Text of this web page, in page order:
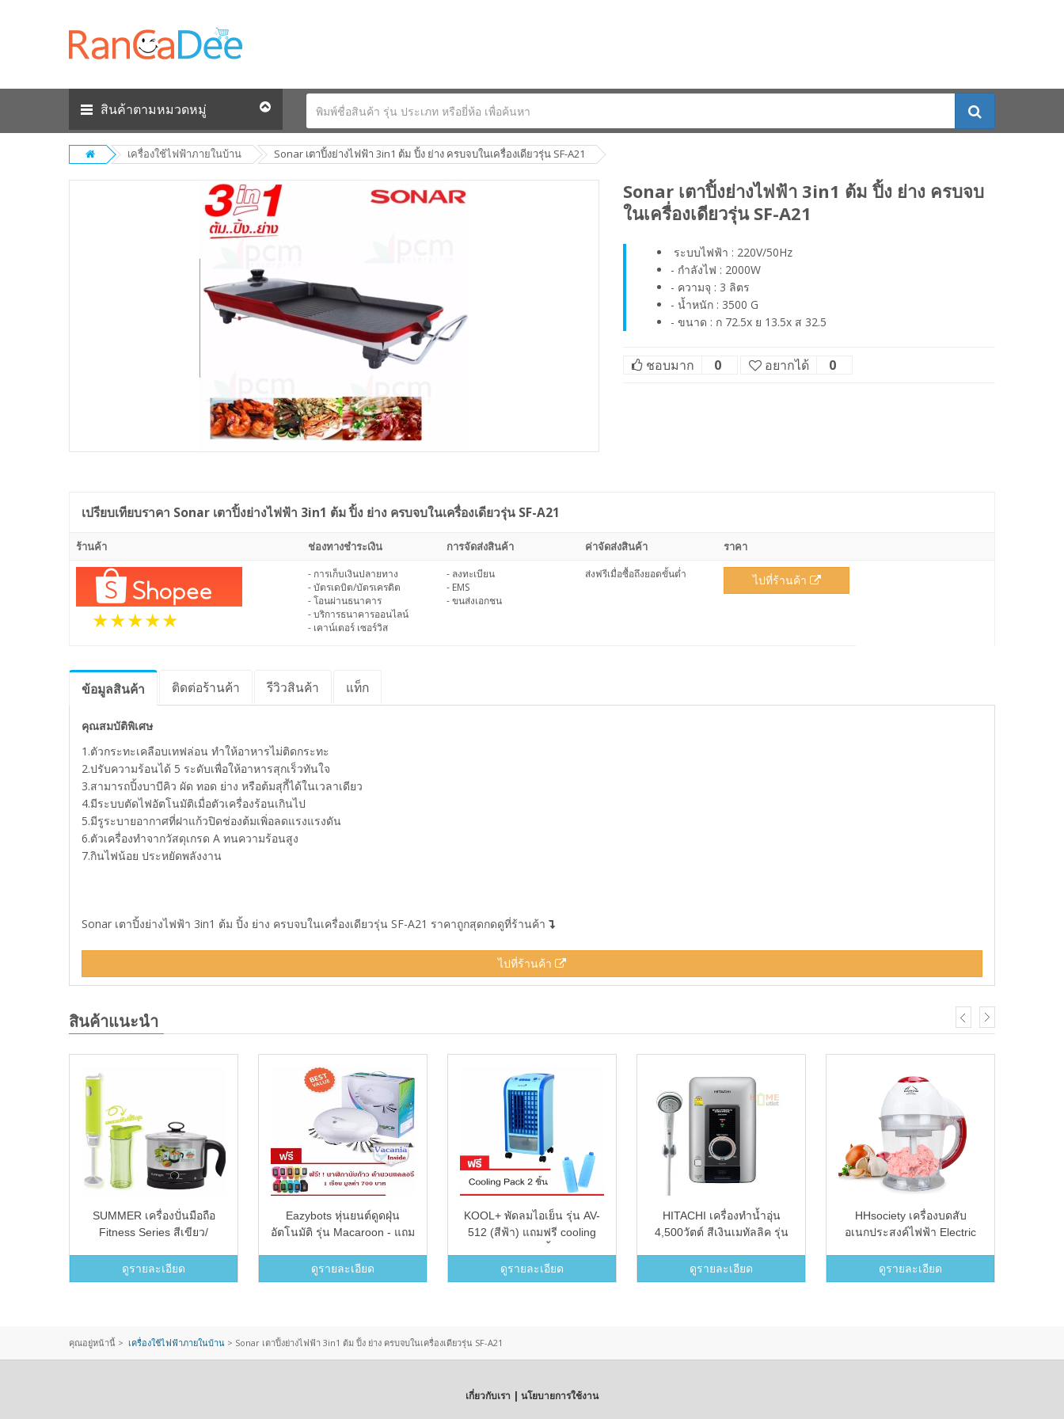
สินค้าตามหมวดหมู่
เครื่องใช้ไฟฟ้าภายในบ้าน Sonar เตาปิ้งย่างไฟฟ้า 3in1 ต้ม ปิ้ง ย่าง ครบจบในเครื่องเดียวรุ่น SF-A21
Sonar เตาปิ้งย่างไฟฟ้า 3in1 ต้ม ปิ้ง ย่าง ครบจบ
ในเครื่องเดียวรุ่น SF-A21
ระบบไฟฟ้า : 220V/50Hz
- กำลังไฟ : 2000W
- ความจุ : 3 ลิตร
- น้ำหนัก : 3500 G
- ขนาด : ก 72.5x ย 13.5x ส 32.5
ชอบมาก 0 อยากได้ 0
เปรียบเทียบราคา Sonar เตาปิ้งย่างไฟฟ้า 3in1 ต้ม ปิ้ง ย่าง ครบจบในเครื่องเดียวรุ่น SF-A21
ร้านค้า ช่องทางชำระเงิน การจัดส่งสินค้า ค่าจัดส่งสินค้า ราคา
- การเก็บเงินปลายทาง
- บัตรเดบิต/บัตรเครดิต
- โอนผ่านธนาคาร
- บริการธนาคารออนไลน์
- เคาน์เตอร์ เซอร์วิส
- ลงทะเบียน
- EMS
- ขนส่งเอกชน
ส่งฟรีเมื่อซื้อถึงยอดขั้นต่ำ ไปที่ร้านค้า
ข้อมูลสินค้า ติดต่อร้านค้า รีวิวสินค้า แท็ก
คุณสมบัติพิเศษ
1.ตัวกระทะเคลือบเทฟล่อน ทำให้อาหารไม่ติดกระทะ
2.ปรับความร้อนได้ 5 ระดับเพื่อให้อาหารสุกเร็วทันใจ
3.สามารถปิ้งบาบีคิว ผัด ทอด ย่าง หรือต้มสุกี้ได้ในเวลาเดียว
4.มีระบบตัดไฟอัตโนมัติเมื่อตัวเครื่องร้อนเกินไป
5.มีรูระบายอากาศที่ฝาแก้วปิดช่องต้มเพิ่อลดแรงแรงดัน
6.ตัวเครื่องทำจากวัสดุเกรด A ทนความร้อนสูง
7.กินไฟน้อย ประหยัดพลังงาน
Sonar เตาปิ้งย่างไฟฟ้า 3in1 ต้ม ปิ้ง ย่าง ครบจบในเครื่องเดียวรุ่น SF-A21 ราคาถูกสุดกดดูที่ร้านค้า
ไปที่ร้านค้า
สินค้าแนะนำ
SUMMER เครื่องปั่นมือถือ
Fitness Series สีเขียว/
เงิน(Green 1-500ml)
ดูรายละเอียด
Eazybots หุ่นยนต์ดูดฝุ่น
อัตโนมัติ รุ่น Macaroon - แถม
ดูรายละเอียด
KOOL+ พัดลมไอเย็น รุ่น AV-
512 (สีฟ้า) แถมฟรี cooling
ดูรายละเอียด
HITACHI เครื่องทำน้ำอุ่น
4,500วัตต์ สีเงินเมทัลลิค รุ่น
ดูรายละเอียด
HHsociety เครื่องบดสับ
อเนกประสงค์ไฟฟ้า Electric
แดง)
ดูรายละเอียด
คุณอยู่หน้านี้ > เครื่องใช้ไฟฟ้าภายในบ้าน > Sonar เตาปิ้งย่างไฟฟ้า 3in1 ต้ม ปิ้ง ย่าง ครบจบในเครื่องเดียวรุ่น SF-A21
เกี่ยวกับเรา | นโยบายการใช้งาน